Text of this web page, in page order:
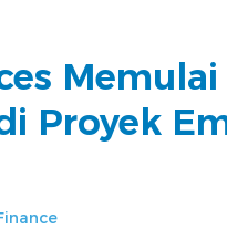
Memulai
Proyek